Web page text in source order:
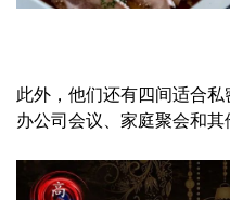
此外，他们还有四间适合
办公司会议、家庭聚会和其